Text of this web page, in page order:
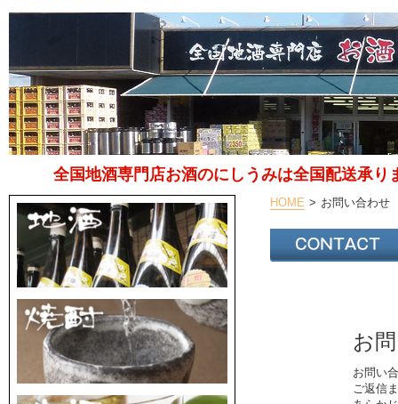
全国地酒専門店お酒のにしうみは全国配送承り
HOME お問い合わせ
お
お問い
ご返信